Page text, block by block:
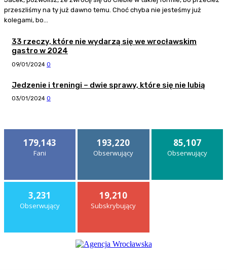
przeszliśmy na ty już dawno temu. Choć chyba nie jesteśmy już
kolegami, bo...
33 rzeczy, które nie wydarzą się we wrocławskim
gastro w 2024
09/01/2024 0
Jedzenie i treningi – dwie sprawy, które się nie lubią
03/01/2024 0
179,143
Fani
193,220
Obserwujący
85,107
Obserwujący
3,231
Obserwujący
19,210
Subskrybujący